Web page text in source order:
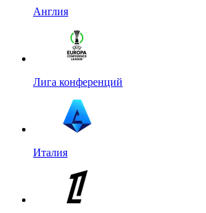
Англия
Лига конференций
Италия